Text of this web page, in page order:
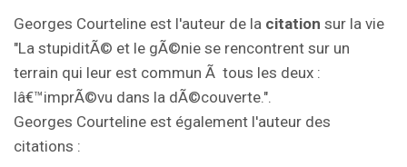
Georges Courteline est l'auteur de la citation sur la vie
"La stupiditÃ© et le gÃ©nie se rencontrent sur un
terrain qui leur est commun Ã tous les deux :
lâ€™imprÃ©vu dans la dÃ©couverte.".
Georges Courteline est également l'auteur des
citations :